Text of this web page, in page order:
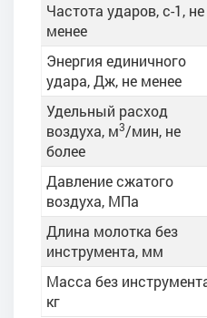
Частота ударов, с-1, не
менее
Энергия единичного
удара, Дж, не менее
Удельный расход
воздуха, м3/мин, не
более
Давление сжатого
воздуха, МПа
Длина молотка без
инструмента, мм
Масса без
кг